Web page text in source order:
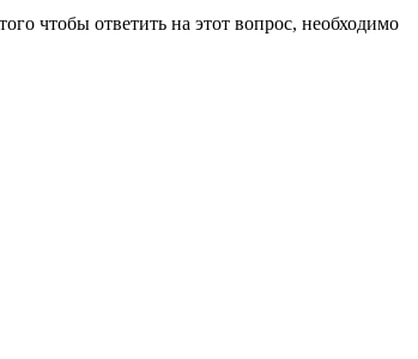
чтобы ответить на этот вопрос, необходимо